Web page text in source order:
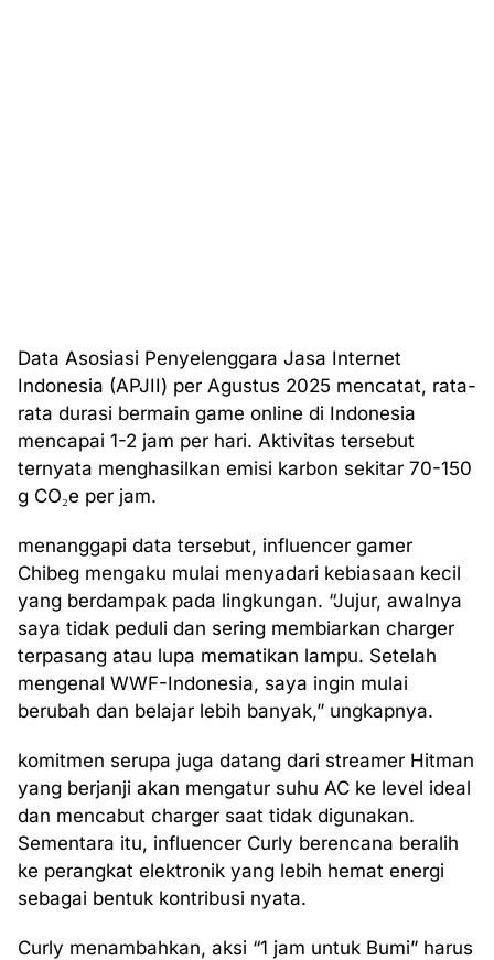
Data Asosiasi Penyelenggara Jasa Internet
Indonesia (APJII) per Agustus 2025 mencatat, rata-
rata durasi bermain game online di Indonesia
mencapai 1-2 jam per hari. Aktivitas tersebut
ternyata menghasilkan emisi karbon sekitar 70-150
g CO₂e per jam.
menanggapi data tersebut, influencer gamer
Chibeg mengaku mulai menyadari kebiasaan kecil
yang berdampak pada lingkungan. “Jujur, awalnya
saya tidak peduli dan sering membiarkan charger
terpasang atau lupa mematikan lampu. Setelah
mengenal WWF-Indonesia, saya ingin mulai
berubah dan belajar lebih banyak,” ungkapnya.
komitmen serupa juga datang dari streamer Hitman
yang berjanji akan mengatur suhu AC ke level ideal
dan mencabut charger saat tidak digunakan.
Sementara itu, influencer Curly berencana beralih
ke perangkat elektronik yang lebih hemat energi
sebagai bentuk kontribusi nyata.
Curly menambahkan, aksi “1 jam untuk Bumi” harus